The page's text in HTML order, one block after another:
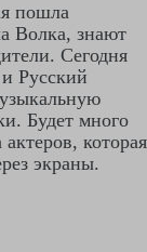
пошла
Волка, знают
Сегодня
Русский
Будет много
которая
экраны.